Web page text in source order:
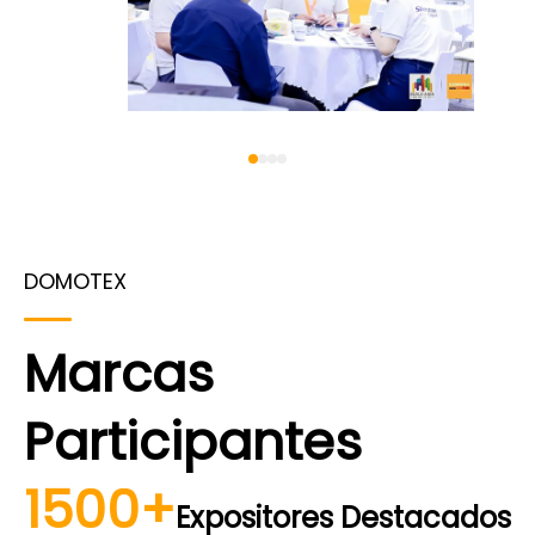
DOMOTEX
Marcas
Participantes
1500+Expositores Destacados